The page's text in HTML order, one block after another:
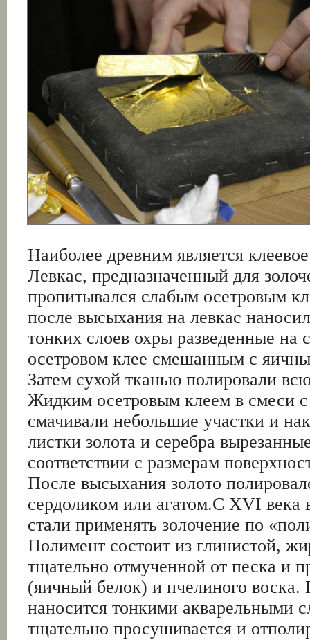
Наиболее древним является
Левкас, предназначенный для
пропитывался слабым осетровым
после высыхания на левкас
тонких слоев охры разведенные на
осетровом клее смешанным с
Затем сухой тканью полировали
Жидким осетровым клеем в смеси с
смачивали небольшие участки и
листки золота и серебра
соответствии с размерам
После высыхания золото
сердоликом или агатом.С XVI века
стали применять золочение по
Полимент состоит из глинистой,
тщательно отмученной от песка и
(яичный белок) и пчелиного воска.
наносится тонкими акварельными
тщательно просушивается и